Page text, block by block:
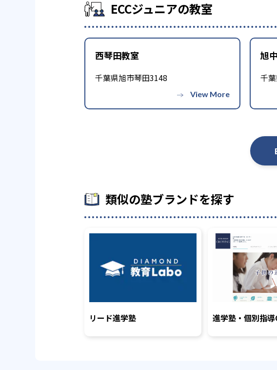
ECCジュニアの教室
西琴田教室
千葉県旭市琴田3148
旭
千
類似の塾ブランドを探す
リード進学塾 進学塾・個別指